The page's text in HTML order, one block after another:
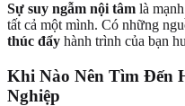
Sự suy ngẫm nội tâm là
tất cả một mình. Có những
thúc đẩy hành trình của bạn
Khi Nào Nên Tìm Đến
Nghiệp